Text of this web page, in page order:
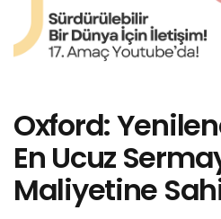
Oxford:
En Ucuz
Maliyetine